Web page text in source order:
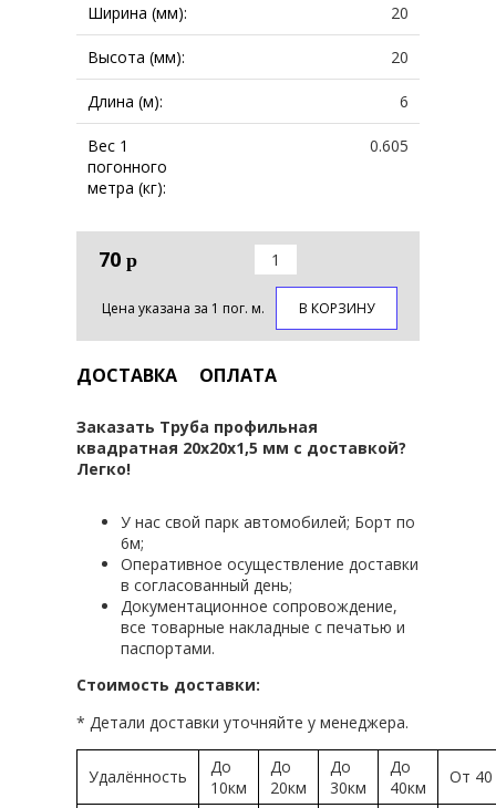
Ширина (мм): 20
Высота (мм): 20
Длина (м): 6
Вес 1
погонного
метра (кг):
0.605
70 р
Цена указана за 1 пог. м. В КОРЗИНУ
ДОСТАВКА ОПЛАТА
Заказать Труба профильная
квадратная 20х20х1,5 мм с доставкой?
Легко!
У нас свой парк автомобилей; Борт по
6м;
Оперативное осуществление доставки
в согласованный день;
Документационное сопровождение,
все товарные накладные с печатью и
паспортами.
Стоимость доставки:
* Детали доставки уточняйте у менеджера.
Удалённость
До
10км
До
20км
До
30км
До
40км
От 40